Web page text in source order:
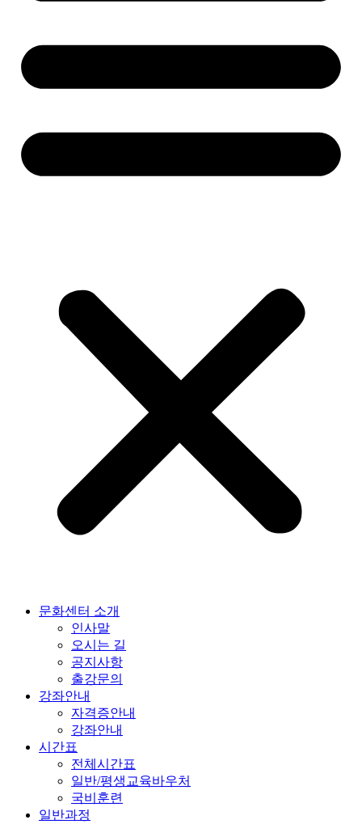
문화센터 소개
인사말
오시는 길
공지사항
출강문의
강좌안내
자격증안내
강좌안내
시간표
전체시간표
일반/평생교육바우처
국비훈련
일반과정